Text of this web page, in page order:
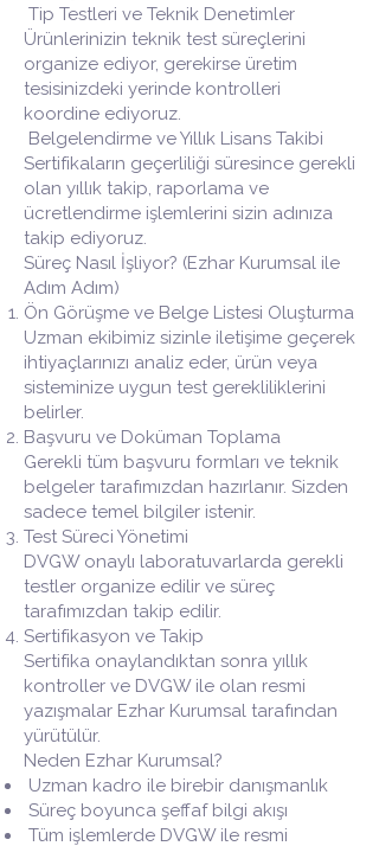
Tip Testleri ve Teknik Denetimler
Ürünlerinizin teknik test süreçlerini
organize ediyor, gerekirse üretim
tesisinizdeki yerinde kontrolleri
koordine ediyoruz.
Belgelendirme ve Yıllık Lisans Takibi
Sertifikaların geçerliliği süresince gerekli
olan yıllık takip, raporlama ve
ücretlendirme işlemlerini sizin adınıza
takip ediyoruz.
Süreç Nasıl İşliyor? (Ezhar Kurumsal ile
Adım Adım)
Ön Görüşme ve Belge Listesi Oluşturma
Uzman ekibimiz sizinle iletişime geçerek
ihtiyaçlarınızı analiz eder, ürün veya
sisteminize uygun test gerekliliklerini
belirler.
Başvuru ve Doküman Toplama
Gerekli tüm başvuru formları ve teknik
belgeler tarafımızdan hazırlanır. Sizden
sadece temel bilgiler istenir.
Test Süreci Yönetimi
DVGW onaylı laboratuvarlarda gerekli
testler organize edilir ve süreç
tarafımızdan takip edilir.
Sertifikasyon ve Takip
Sertifika onaylandıktan sonra yıllık
kontroller ve DVGW ile olan resmi
yazışmalar Ezhar Kurumsal tarafından
yürütülür.
Neden Ezhar Kurumsal?
Uzman kadro ile birebir danışmanlık
Süreç boyunca şeffaf bilgi akışı
Tüm işlemlerde DVGW ile resmi